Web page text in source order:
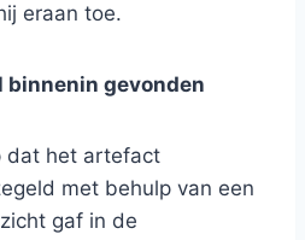
eraan toe.
binnenin gevonden
dat het artefact
met behulp van een
gaf in de